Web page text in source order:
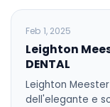
BLOG
Feb 1, 2025
Leighton
DENTAL
Leighton
dell'elegante e